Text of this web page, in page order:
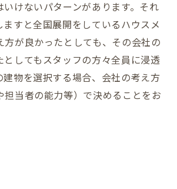
けないパターンがあります。それ
すと全国展開をしているハウスメ
が良かったとしても、その会社の
してもスタッフの方々全員に浸透
物を選択する場合、会社の考え方
当者の能力等）で決めることをお